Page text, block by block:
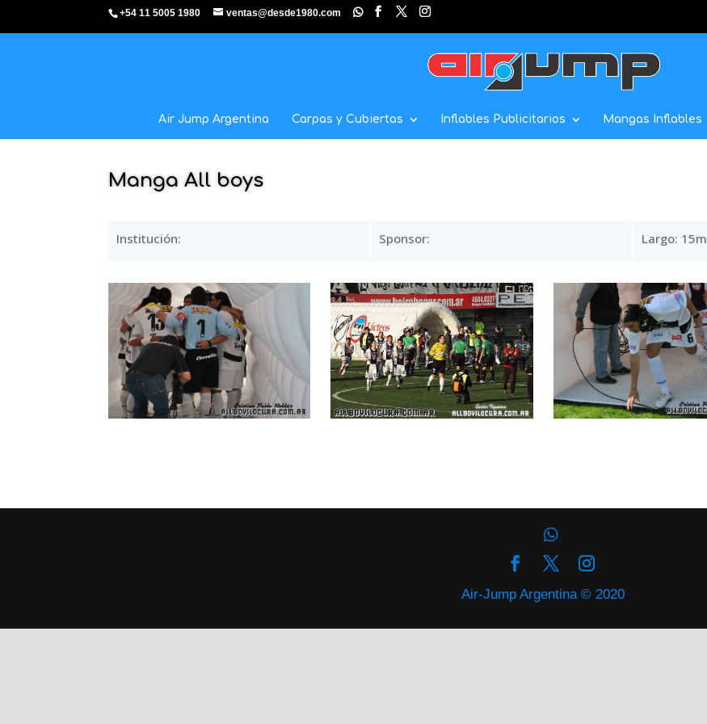
+54 11 5005 1980 ventas@desde1980.com
Air Jump Argentina Carpas y Cubiertas Inflables Publicitarios Mangas Inflables
Manga All boys
Institución: Sponsor: Largo: 15m
Air-Jump Argentina © 2020